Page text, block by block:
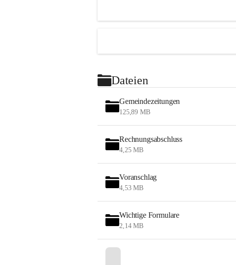
Dateien
Gemeindezeitungen
125,89 MB
Rechnungsabschluss
4,25 MB
Voranschlag
4,53 MB
Wichtige Formulare
2,14 MB